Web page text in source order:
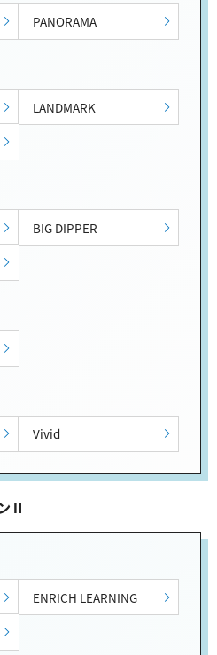
PANORAMA
LANDMARK
BIG DIPPER
Vivid
Ⅱ
ENRICH LEARNING